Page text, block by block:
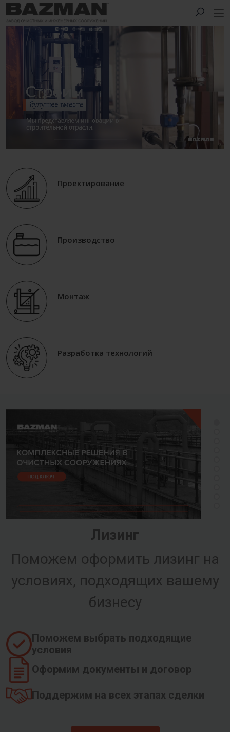
Проектирование
Производство
Монтаж
Разработка технологий
Лизинг
Поможем оформить лизинг на
условиях, подходящих вашему
бизнесу
Поможем выбрать подходящие
условия
Оформим документы и договор
Поддержим на всех этапах сделки